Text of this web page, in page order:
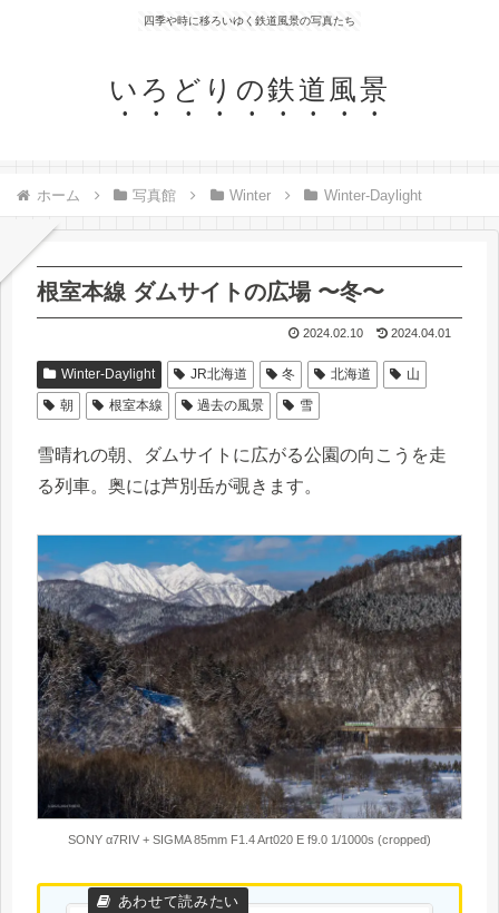
四季や時に移ろいゆく鉄道風景の写真たち
いろどりの鉄道風景
ホーム 写真館 Winter Winter-Daylight
根室本線 ダムサイトの広場 〜冬〜
2024.02.10 2024.04.01
Winter-Daylight JR北海道 冬 北海道
山
朝
根室本線 過去の風景 雪
雪晴れの朝、ダムサイトに広がる公園の向こうを走
る列車。奥には芦別岳が覗きます。
SONY α7RIV + SIGMA 85mm F1.4 Art020 E f9.0 1/1000s (cropped)